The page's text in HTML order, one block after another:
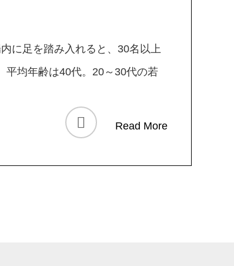
に足を踏み入れると、30名以上
平均年齢は40代。20～30代の若
Read More